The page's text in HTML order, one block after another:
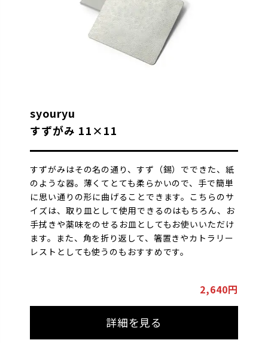
syouryu
すずがみ 11×11
すずがみはその名の通り、すず（錫）でできた、紙
のような器。薄くてとても柔らかいので、手で簡単
に思い通りの形に曲げることできます。こちらのサ
イズは、取り皿として使用できるのはもちろん、お
手拭きや薬味をのせるお皿としてもお使いいただけ
ます。また、角を折り返して、箸置きやカトラリー
レストとしても使うのもおすすめです。
2,640円
詳細を見る